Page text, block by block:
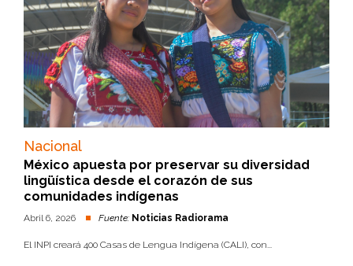
Nacional
México apuesta por preservar su diversidad
lingüística desde el corazón de sus
comunidades indígenas
Abril 6, 2026 Fuente: Noticias Radiorama
El INPI creará 400 Casas de Lengua Indígena (CALI), con...